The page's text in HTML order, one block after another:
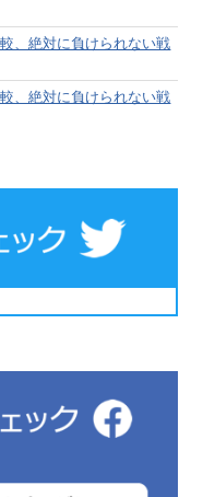
、絶対に負けられない戦
、絶対に負けられない戦